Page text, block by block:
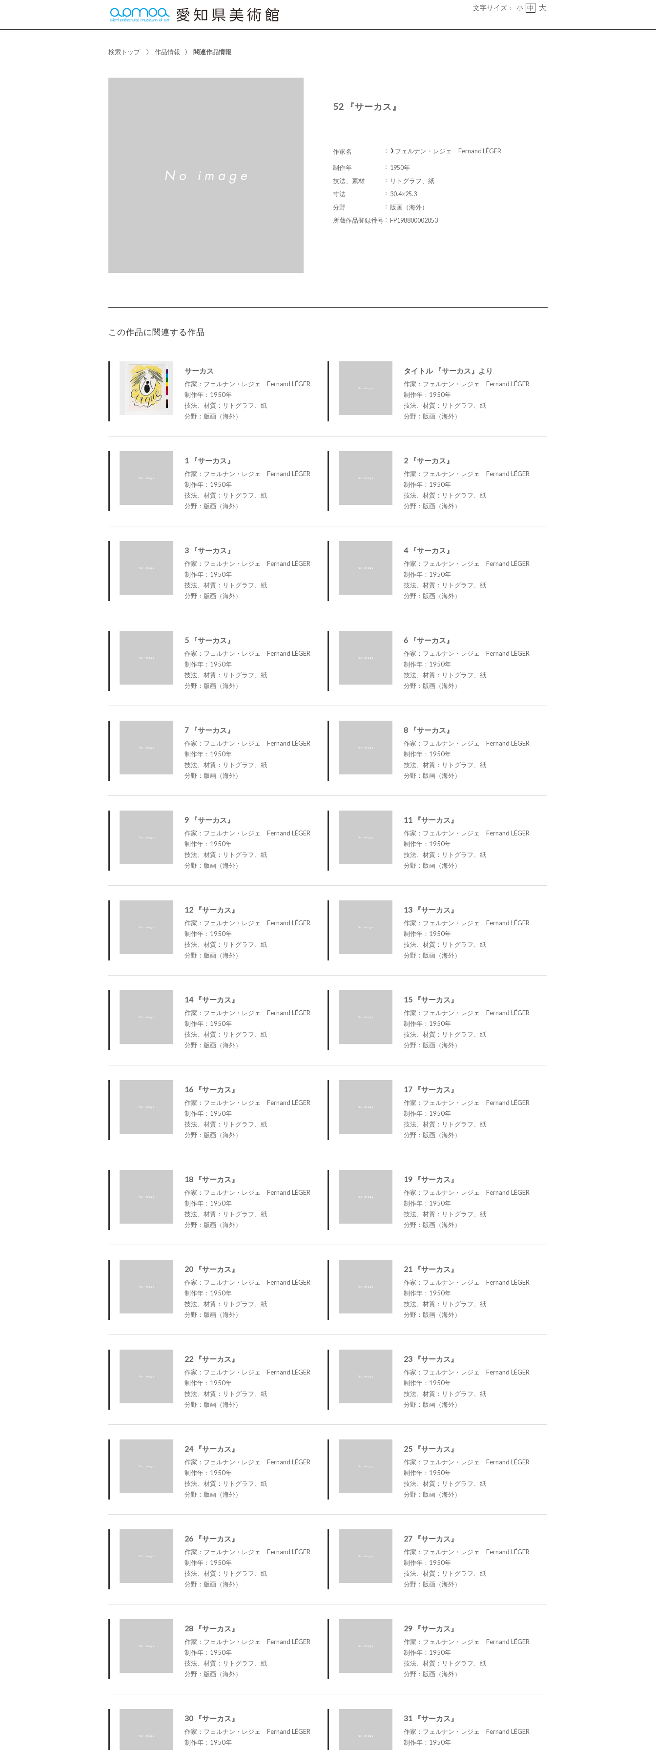
文字サイズ： 小 中 大
検索トップ 作品情報 関連作品情報
52 『サーカス』
作家名 フェルナン・レジェ Fernand LÉGER
制作年
1950年
技法、素材
リトグラフ、紙
寸法
30.4×25.3
分野
版画（海外）
所蔵作品登録番号
FP198800002053
この作品に関連する作品
サーカス
作家：フェルナン・レジェ Fernand LÉGER
制作年：1950年
技法、材質：リトグラフ、紙
分野：版画（海外）
タイトル 『サーカス』より
作家：フェルナン・レジェ Fernand LÉGER
制作年：1950年
技法、材質：リトグラフ、紙
分野：版画（海外）
1 『サーカス』
作家：フェルナン・レジェ Fernand LÉGER
制作年：1950年
技法、材質：リトグラフ、紙
分野：版画（海外）
2 『サーカス』
作家：フェルナン・レジェ Fernand LÉGER
制作年：1950年
技法、材質：リトグラフ、紙
分野：版画（海外）
3 『サーカス』
作家：フェルナン・レジェ Fernand LÉGER
制作年：1950年
技法、材質：リトグラフ、紙
分野：版画（海外）
4 『サーカス』
作家：フェルナン・レジェ Fernand LÉGER
制作年：1950年
技法、材質：リトグラフ、紙
分野：版画（海外）
5 『サーカス』
作家：フェルナン・レジェ Fernand LÉGER
制作年：1950年
技法、材質：リトグラフ、紙
分野：版画（海外）
6 『サーカス』
作家：フェルナン・レジェ Fernand LÉGER
制作年：1950年
技法、材質：リトグラフ、紙
分野：版画（海外）
7 『サーカス』
作家：フェルナン・レジェ Fernand LÉGER
制作年：1950年
技法、材質：リトグラフ、紙
分野：版画（海外）
8 『サーカス』
作家：フェルナン・レジェ Fernand LÉGER
制作年：1950年
技法、材質：リトグラフ、紙
分野：版画（海外）
9 『サーカス』
作家：フェルナン・レジェ Fernand LÉGER
制作年：1950年
技法、材質：リトグラフ、紙
分野：版画（海外）
11 『サーカス』
作家：フェルナン・レジェ Fernand LÉGER
制作年：1950年
技法、材質：リトグラフ、紙
分野：版画（海外）
12 『サーカス』
作家：フェルナン・レジェ Fernand LÉGER
制作年：1950年
技法、材質：リトグラフ、紙
分野：版画（海外）
13 『サーカス』
作家：フェルナン・レジェ Fernand LÉGER
制作年：1950年
技法、材質：リトグラフ、紙
分野：版画（海外）
14 『サーカス』
作家：フェルナン・レジェ Fernand LÉGER
制作年：1950年
技法、材質：リトグラフ、紙
分野：版画（海外）
15 『サーカス』
作家：フェルナン・レジェ Fernand LÉGER
制作年：1950年
技法、材質：リトグラフ、紙
分野：版画（海外）
16 『サーカス』
作家：フェルナン・レジェ Fernand LÉGER
制作年：1950年
技法、材質：リトグラフ、紙
分野：版画（海外）
17 『サーカス』
作家：フェルナン・レジェ Fernand LÉGER
制作年：1950年
技法、材質：リトグラフ、紙
分野：版画（海外）
18 『サーカス』
作家：フェルナン・レジェ Fernand LÉGER
制作年：1950年
技法、材質：リトグラフ、紙
分野：版画（海外）
19 『サーカス』
作家：フェルナン・レジェ Fernand LÉGER
制作年：1950年
技法、材質：リトグラフ、紙
分野：版画（海外）
20 『サーカス』
作家：フェルナン・レジェ Fernand LÉGER
制作年：1950年
技法、材質：リトグラフ、紙
分野：版画（海外）
21 『サーカス』
作家：フェルナン・レジェ Fernand LÉGER
制作年：1950年
技法、材質：リトグラフ、紙
分野：版画（海外）
22 『サーカス』
作家：フェルナン・レジェ Fernand LÉGER
制作年：1950年
技法、材質：リトグラフ、紙
分野：版画（海外）
23 『サーカス』
作家：フェルナン・レジェ Fernand LÉGER
制作年：1950年
技法、材質：リトグラフ、紙
分野：版画（海外）
24 『サーカス』
作家：フェルナン・レジェ Fernand LÉGER
制作年：1950年
技法、材質：リトグラフ、紙
分野：版画（海外）
25 『サーカス』
作家：フェルナン・レジェ Fernand LÉGER
制作年：1950年
技法、材質：リトグラフ、紙
分野：版画（海外）
26 『サーカス』
作家：フェルナン・レジェ Fernand LÉGER
制作年：1950年
技法、材質：リトグラフ、紙
分野：版画（海外）
27 『サーカス』
作家：フェルナン・レジェ Fernand LÉGER
制作年：1950年
技法、材質：リトグラフ、紙
分野：版画（海外）
28 『サーカス』
作家：フェルナン・レジェ Fernand LÉGER
制作年：1950年
技法、材質：リトグラフ、紙
分野：版画（海外）
29 『サーカス』
作家：フェルナン・レジェ Fernand LÉGER
制作年：1950年
技法、材質：リトグラフ、紙
分野：版画（海外）
30 『サーカス』
作家：フェルナン・レジェ Fernand LÉGER
制作年：1950年
31 『サーカス』
作家：フェルナン・レジェ Fernand LÉGER
制作年：1950年